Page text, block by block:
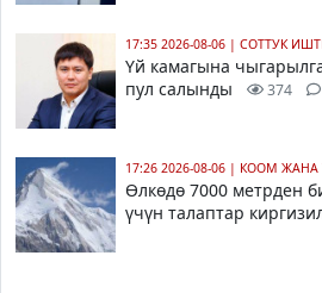
17:35 2026-08-06 | СОТТУК
Үй камагына
пул салынды
374
17:26 2026-08-06 | КООМ ЖАНА
Өлкөдө 7000 метрден
үчүн талаптар